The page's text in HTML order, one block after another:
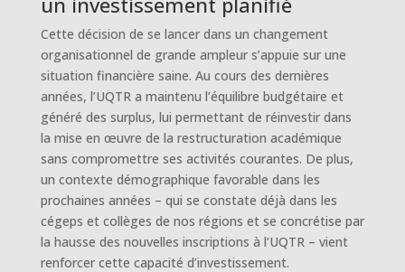
Cette décision de se lancer dans un changement
organisationnel de grande ampleur s’appuie sur une
situation financière saine. Au cours des dernières
années, l’UQTR a maintenu l’équilibre budgétaire et
généré des surplus, lui permettant de réinvestir dans
la mise en œuvre de la restructuration académique
sans compromettre ses activités courantes. De plus,
un contexte démographique favorable dans les
prochaines années – qui se constate déjà dans les
cégeps et collèges de nos régions et se concrétise par
la hausse des nouvelles inscriptions à l’UQTR – vient
renforcer cette capacité d’investissement.